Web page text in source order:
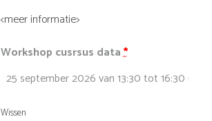
<meer informatie>
Workshop cusrsus data*
Wissen